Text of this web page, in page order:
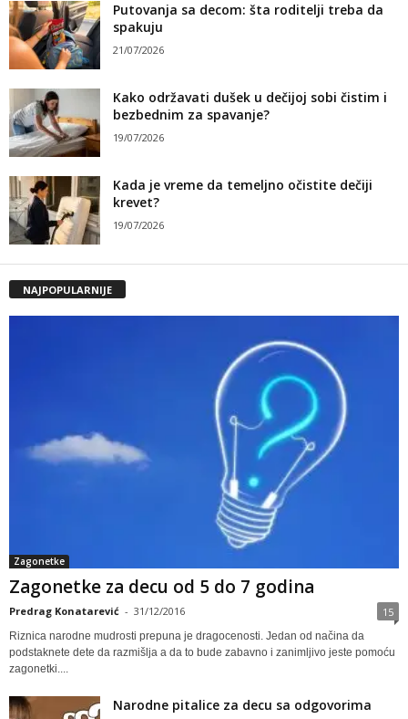
Putovanja sa decom: šta roditelji treba da
spakuju
21/07/2026
Kako održavati dušek u dečijoj sobi čistim i
bezbednim za spavanje?
19/07/2026
Kada je vreme da temeljno očistite dečiji
krevet?
19/07/2026
NAJPOPULARNIJE
Zagonetke
Zagonetke za decu od 5 do 7 godina
Predrag Konatarević - 31/12/2016 15
Riznica narodne mudrosti prepuna je dragocenosti. Jedan od načina da
podstaknete dete da razmišlja a da to bude zabavno i zanimljivo jeste pomoću
zagonetki....
Narodne pitalice za decu sa odgovorima